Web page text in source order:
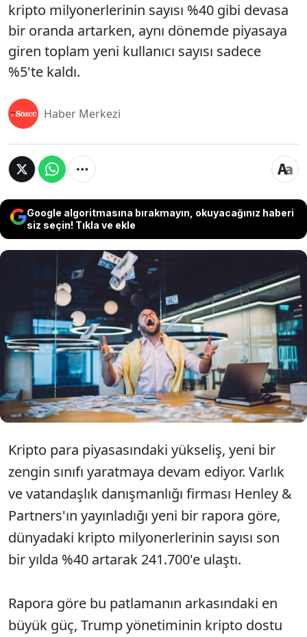
kripto milyonerlerinin sayısı %40 gibi devasa
bir oranda artarken, aynı dönemde piyasaya
giren toplam yeni kullanıcı sayısı sadece
%5'te kaldı.
Haber Merkezi
Google algoritmasına bırakmayın, okuyacağınız haberi
siz seçin! Tıkla ve ekle
Kripto para piyasasının son bir yıldaki yükselişi,
zenginleri daha da zenginleştiren bir tablo ortaya
koydu. Henley & Partners'ın yayınladığı yeni bir
rapora göre, dünyadaki kripto milyonerlerinin
sayısı %40 gibi devasa bir oranda artarken, aynı
dönemde piyasaya giren toplam yeni kullanıcı
sayısı sadece %5'te kaldı.
Kripto para piyasasındaki yükseliş, yeni bir
zengin sınıfı yaratmaya devam ediyor. Varlık
ve vatandaşlık danışmanlığı firması Henley &
Partners'ın yayınladığı yeni bir rapora göre,
dünyadaki kripto milyonerlerinin sayısı son
bir yılda %40 artarak 241.700'e ulaştı.
Rapora göre bu patlamanın arkasındaki en
büyük güç, Trump yönetiminin kripto dostu